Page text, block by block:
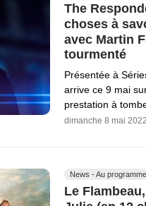
The
choses à
avec Martin
tourmenté
Présentée à
arrive ce 9 mai
prestation à
dimanche 8 mai 2022
News - Au programme
Le